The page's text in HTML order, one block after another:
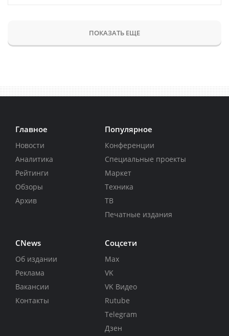
ПОКАЗАТЬ ЕЩЕ
Главное
Новости
Аналитика
Рейтинги
Обзоры
Архив
Популярное
Конференции
Специальные проекты
Маркет
Техника
ТВ
Печатные издания
CNews
Об издании
Реклама
Вакансии
Контакты
Соцсети
Max
VK
VK Видео
Rutube
Telegram
Дзен